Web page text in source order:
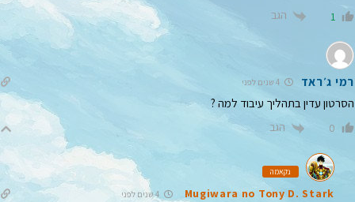
1 הגב
רמי ג׳ראד 4 שנים לפני
הסרטון עדין בתהליך עיבוד למה ?
0 הגב
נקאמה
Mugiwara no Tony D. Stark 4 שנים לפני